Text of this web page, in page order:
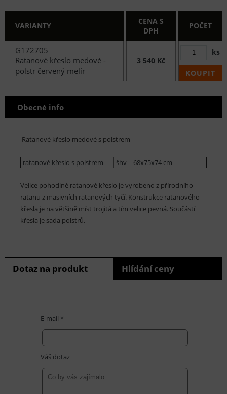
VARIANTY
CENA S
DPH
POČET
G172705
Ratanové křeslo medové -
polstr červený melír
3 540 Kč
ks
KOUPIT
Obecné info
Ratanové křeslo medové s polstrem
ratanové křeslo s polstrem šhv = 68x75x74 cm
Velice pohodlné ratanové křeslo je vyrobeno z přírodního
ratanu z masivních ratanových tyčí. Konstrukce ratanového
křesla je na většině míst trojitá a tím velice pevná. Součástí
křesla je sada polstrů.
Dotaz na produkt Hlídání ceny
E-mail *
Váš dotaz